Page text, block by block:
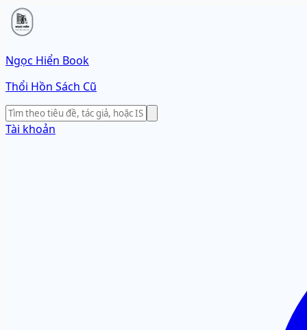
Ngọc Hiển Book
Thổi Hồn Sách Cũ
Tài khoản